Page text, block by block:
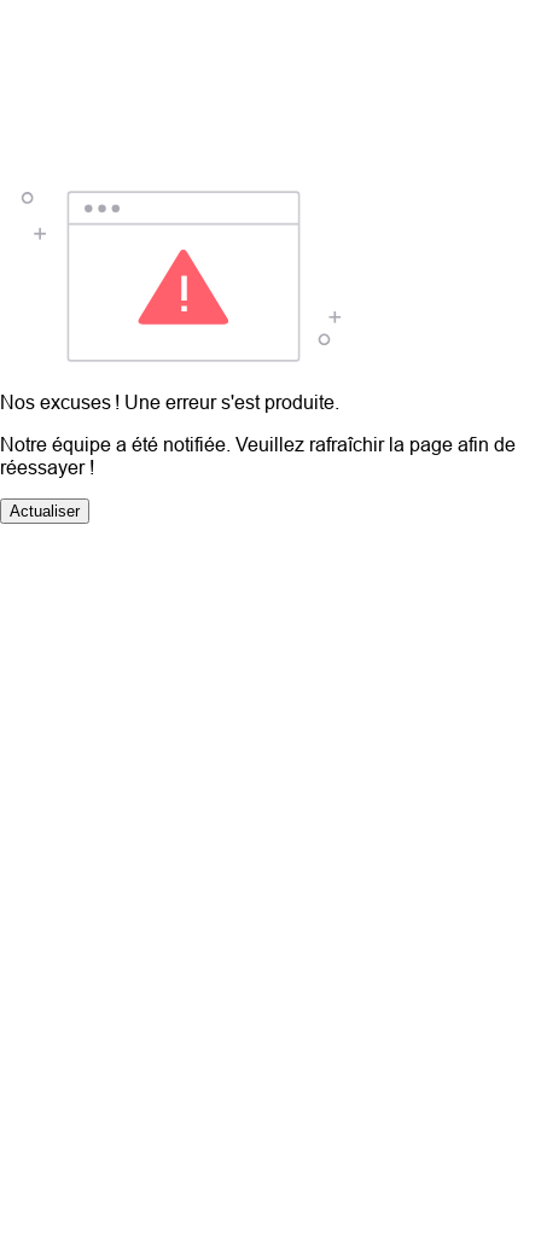
Nos excuses ! Une erreur s'est produite.
Notre équipe a été notifiée. Veuillez rafraîchir la page afin de
réessayer !
Actualiser